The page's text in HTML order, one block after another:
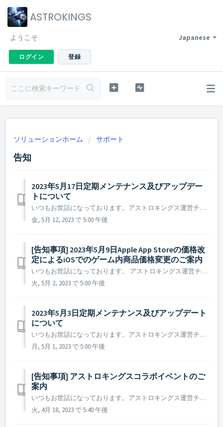
ASTROKINGS
Japanese
ようこそ
ログイン 登録
ソリューションホーム サポート
告知
2023年5月17日定期メンテナンス及びアップデー
トについて
いつもお世話になっております。アストロキングス運営チームです。 2023年5月17日に実施予定の定期メンテナンス及びアップデート内容についてご案内いたします。 ※ 本告知は事前告知であり、諸事情により一部内容が変更となる場合がございます。その際は改めてご案内させていただく予定です。 ...
金, 5月 12, 2023 で 5:00 午後
[告知事項] 2023年5月9日Apple App Storeの価格改
定によるiOSでのゲーム内商品価格変更のご案内
いつもお世話になっております。 アストロキングス運営チームです。 2023年5月9日Apple App Storeのアプリ及びアプリ内購入価格の改定により、アストロキングスの日本と韓国を含む一部国家のiOSで購入するアプリ内の商品価格が変更されます。 アプリ内の商品価格は、米ドルの為替レートを...
火, 5月 2, 2023 で 5:00 午後
2023年5月3日定期メンテナンス及びアップデート
について
いつもお世話になっております。アストロキングス運営チームです。 2023年5月3日に実施予定の定期メンテナンス及びアップデート内容についてご案内いたします。 ※ 本告知は事前告知であり、諸事情により一部内容が変更となる場合がございます。その際は改めてご案内させていただく予定です。 ...
月, 5月 1, 2023 で 5:00 午後
[告知事項] アストロキングスコラボイベントのご
案内
いつもお世話になっております。アストロキングス運営チームです。 多くの司令官の皆様からご要望いただいた作品がアストロキングスとの新規コラボとしてやってきます！ 伝説の旗艦ヤマトに乗って「宇宙戦艦ヤマト2205 新たなる旅立ち」の英雄がアストロキングスの銀河系に出陣します。 第65護衛...
火, 4月 18, 2023 で 5:40 午後